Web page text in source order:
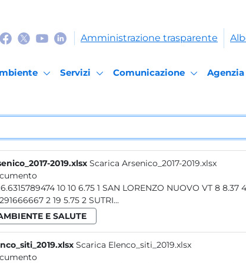
Amministrazione trasparente
Servizi Comunicazione Agenzia
2019.xlsx Scarica Arsenico_2017-2019.xlsx
19 16.6315789474 10 10 6.75 1 SAN LORENZO NUOVO
4.6291666667 2 19 5.75 2 SUTRI...
E SALUTE
Scarica Elenco_siti_2019.xlsx